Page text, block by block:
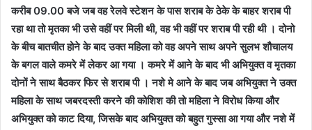
करीब 09.00 बजे जब वह रेलवे स्टेशन के पास शराब के ठेके के बाहर शराब पी
रहा था तो मृतका भी उसे वहीं पर मिली थी, वह भी वहीं पर शराब पी रही थी । दोनो
के बीच बातचीत होने के बाद उक्त महिला को वह अपने साथ अपने सुलभ शौचालय
के बगल वाले कमरे में लेकर आ गया । कमरे में आने के बाद भी अभियुक्त व मृतका
दोनों ने साथ बैठकर फिर से शराब पी । नशे मे आने के बाद जब अभियुक्त ने उक्त
महिला के साथ जबरदस्ती करने की कोशिश की तो महिला ने विरोध किया और
अभियुक्त को काट दिया, जिसके बाद अभियुक्त को बहुत गुस्सा आ गया और नशे में